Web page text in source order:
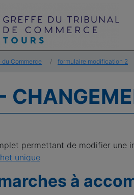
du Commerce formulaire modification 2
permettant de modifier une
unique
à